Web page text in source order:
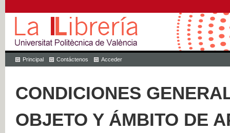
Principal Contáctenos Acceder
CONDICIONES
OBJETO Y ÁMBITO DE